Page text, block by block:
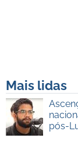
Mais lidas
pós-